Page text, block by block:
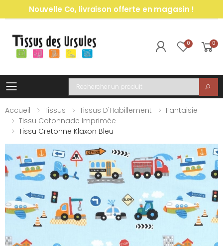
Nouvelle Co, livraison offerte en magasin !
0 0
Toggle mobile menu
Recherche
Accueil
Tissus Tissus D'Habillement
Fantaisie
Tissu Cotonnade Imprimée
Tissu Cretonne Klaxon Bleu